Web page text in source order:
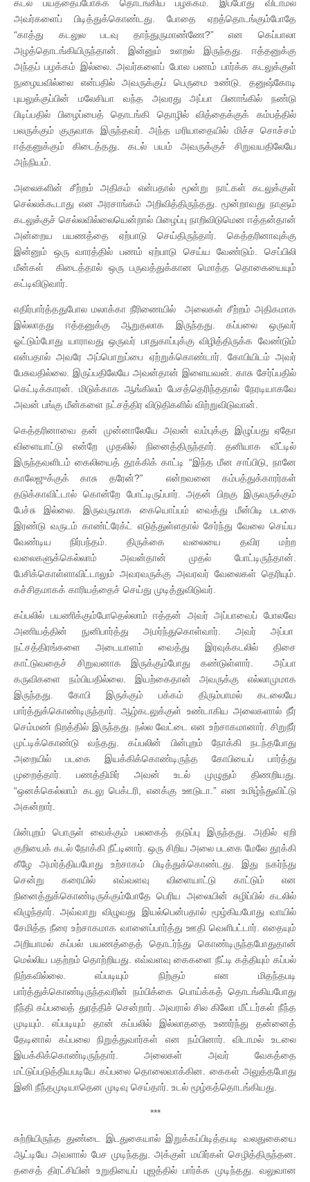
கடல் பயத்தைப்போக்க தொடங்கிய பழக்கம். இப்போது விடாமல்
அவர்களைப் பிடித்துக்கொண்டது. போதை ஏறத்தொடங்கும்போதே
“காத்து கடலுல படவு தாந்துருமாண்ணே?” என கெப்பாலா
அழத்தொடங்கியிருந்தான். இன்னும் உளறல் இருந்தது. ஈத்தனுக்கு
அந்தப் பழக்கம் இல்லை. அவர்களைப் போல பணம் பார்க்க கடலுக்குள்
நுழையவில்லை என்பதில் அவருக்குப் பெருமை உண்டு. தனுஷ்கோடி
புயலுக்குப்பின் மலேசியா வந்த அவரது அப்பா பினாங்கில் நண்டு
பிடிப்பதில் பிழைப்பைத் தொடங்கி தொழில் வித்தைக்குக் கம்பத்தில்
பலருக்கும் குருவாக இருந்தவர். அந்த மரியாதையில் மிச்ச சொச்சம்
ஈத்தனுக்கும் கிடைத்தது. கடல் பயம் அவருக்குச் சிறுவயதிலேயே
அந்நியம்.
அலைகளின் சீற்றம் அதிகம் என்பதால் மூன்று நாட்கள் கடலுக்குள்
செல்லக்கூடாது என அரசாங்கம் அறிவித்திருந்தது. மூன்றாவது நாளும்
கடலுக்குச் செல்லவில்லையென்றால் பிழைப்பு நாறிவிடுமென ஈத்தன்தான்
அன்றைய பயணத்தை ஏற்பாடு செய்திருந்தார். கெத்தரினாவுக்கு
இன்னும் ஒரு வாரத்தில் பணம் ஏற்பாடு செய்ய வேண்டும். செப்பிலி
மீன்கள் கிடைத்தால் ஒரு பருவத்துக்கான மொத்த தொகையையும்
கட்டிவிடுவார்.
எதிர்பார்த்ததுபோல மலாக்கா நீரிணையில் அலைகள் சீற்றம் அதிகமாக
இல்லாதது ஈத்தனுக்கு ஆறுதலாக இருந்தது. கப்பலை ஒருவர்
ஓட்டும்போது யாராவது ஒருவர் பாதுகாப்புக்கு விழித்திருக்க வேண்டும்
என்பதால் அவரே அப்பொறுப்பை ஏற்றுக்கொண்டார். கோபியிடம் அவர்
பேசுவதில்லை. இருப்பதிலேயே அவன்தான் இளையவன். காசு சேர்ப்பதில்
கெட்டிக்காரன். மிடுக்காக ஆங்கிலம் பேசத்தெரிந்ததால் நேரடியாகவே
அவன் பங்கு மீன்களை நட்சத்திர விடுதிகளில் விற்றுவிடுவான்.
கெத்தரினாவை தன் முன்னாலேயே அவன் வம்புக்கு இழுப்பது ஏதோ
விளையாட்டு என்றே முதலில் நினைத்திருந்தார். தனியாக வீட்டில்
இருந்தவளிடம் கைலியைத் தூக்கிக் காட்டி “இந்த மீன சாப்பிடு, நானே
காலேஜுக்குக் காசு தரேன்?” என்றவனை கம்பத்துக்காரர்கள்
தடுக்காவிட்டால் கொன்றே போட்டிருப்பார். அதன் பிறகு இருவருக்கும்
பேச்சு இல்லை. இருவருமாக கையொப்பம் வைத்து மீன்பிடி படகை
இரண்டு வருடம் காண்ட்ரேக்ட் எடுத்துள்ளதால் சேர்ந்து வேலை செய்ய
வேண்டிய நிர்பந்தம். திருக்கை வலையை தவிர மற்ற
வலைகளுக்கெல்லாம் அவன்தான் முதல் போட்டிருந்தான்.
பேசிக்கொள்ளாவிட்டாலும் அவரவருக்கு அவரவர் வேலைகள் தெரியும்.
கச்சிதமாகக் காரியத்தைச் செய்து முடித்துவிடுவர்.
கப்பலில் பயணிக்கும்போதெல்லாம் ஈத்தன் அவர் அப்பாவைப் போலவே
அணியத்தின் நுனிபார்த்து அமர்ந்துகொள்வார். அவர் அப்பா
நட்சத்திரங்களை அடையாளம் வைத்து இரவுக்கடலில் திசை
காட்டுவதைச் சிறுவனாக இருக்கும்போது கண்டுள்ளார். அப்பா
கருவிகளை நம்பியதில்லை. இயற்கைதான் அவருக்கு எல்லாமுமாக
இருந்தது. கோபி இருக்கும் பக்கம் திரும்பாமல் கடலையே
பார்த்துக்கொண்டிருந்தார். ஆழ்கடலுக்குள் உண்டாகிய அலைகளால் நீர்
செம்மண் நிறத்தில் இருந்தது. நல்ல வேட்டை என உற்சாகமானார். சிறுநீர்
முட்டிக்கொண்டு வந்தது. கப்பலின் பின்புறம் நோக்கி நடந்தபோது
அறையில் படகை இயக்கிக்கொண்டிருந்த கோபியைப் பார்த்து
முறைத்தார். பணத்திமிர் அவன் உடல் முழுதும் திணறியது.
“ஒனக்கெல்லாம் கடலு பெக்டரி, எனக்கு ஊடுடா.” என உமிழ்ந்துவிட்டு
அகன்றார்.
பின்புறம் பொருள் வைக்கும் பலகைத் தடுப்பு இருந்தது. அதில் ஏறி
குறியைக் கடல் நோக்கி நீட்டினார். ஒரு சிறிய அலை படகை மேலே தூக்கி
கீழே அமர்த்தியபோது உற்சாகம் பிடித்துக்கொண்டது. இது நகர்ந்து
சென்று கரையில் எவ்வளவு விளையாட்டு காட்டும் என
நினைத்துக்கொண்டிருக்கும்போதே பெரிய அலையின் சுழிப்பில் கடலில்
விழுந்தார். அவ்வாறு விழுவது இயல்பென்பதால் மூழ்கியபோது வாயில்
சேமித்த நீரை உற்சாகமாக வானைப்பார்த்து ஊதி வெளிபட்டார். எதையும்
அறியாமல் கப்பல் பயணத்தைத் தொடர்ந்து கொண்டிருந்தபோதுதான்
மெல்லிய பதற்றம் தொற்றியது. எவ்வளவு கைகளை நீட்டி கத்தியும் கப்பல்
நிற்கவில்லை. எப்படியும் நிற்கும் என மிதந்தபடி
பார்த்துக்கொண்டிருந்தவரின் நம்பிக்கை பொய்க்கத் தொடங்கியபோது
நீந்தி கப்பலைத் துரத்திச் சென்றார். அவரால் சில கிலோ மீட்டர்கள் நீந்த
முடியும். எப்படியும் தான் கப்பலில் இல்லாததை உணர்ந்து தன்னைத்
தேடினால் கப்பலை நிறுத்துவார்கள் என நம்பினார். விடாமல் உடலை
இயக்கிக்கொண்டிருந்தார். அலைகள் அவர் வேகத்தை
மட்டுப்படுத்தியபடியே கப்பலை தொலைவாக்கின. கைகள் அலுத்தபோது
இனி நீந்தமுடியாதென முடிவு செய்தார். உடல் மூழ்கத்தொடங்கியது.
***
சுற்றியிருந்த துண்டை இடதுகையால் இறுக்கப்பிடித்தபடி வலதுகையை
ஆட்டியே அவளால் பேச முடிந்தது. அக்குள் மயிர்கள் செழித்திருந்தன.
தசைத் திரட்சியின் உறுதியைப் புஜத்தில் பார்க்க முடிந்தது. வலுவான